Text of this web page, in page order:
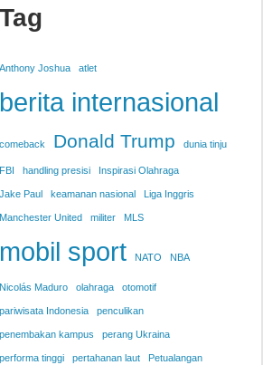
Tag
Anthony Joshua atlet
berita internasional
comeback Donald Trump dunia tinju
FBI handling presisi Inspirasi Olahraga
Jake Paul keamanan nasional Liga Inggris
Manchester United militer MLS
mobil sport NATO NBA
Nicolás Maduro olahraga otomotif
pariwisata Indonesia penculikan
penembakan kampus perang Ukraina
performa tinggi pertahanan laut Petualangan